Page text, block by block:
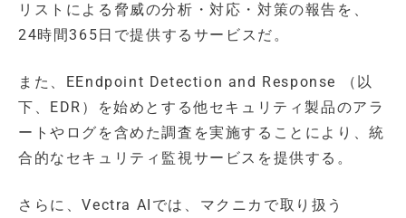
リストによる脅威の分析・対応・対策の報告を、
24時間365日で提供するサービスだ。
また、EEndpoint Detection and Response （以
下、EDR）を始めとする他セキュリティ製品のアラ
ートやログを含めた調査を実施することにより、統
合的なセキュリティ監視サービスを提供する。
さらに、Vectra AIでは、マクニカで取り扱う